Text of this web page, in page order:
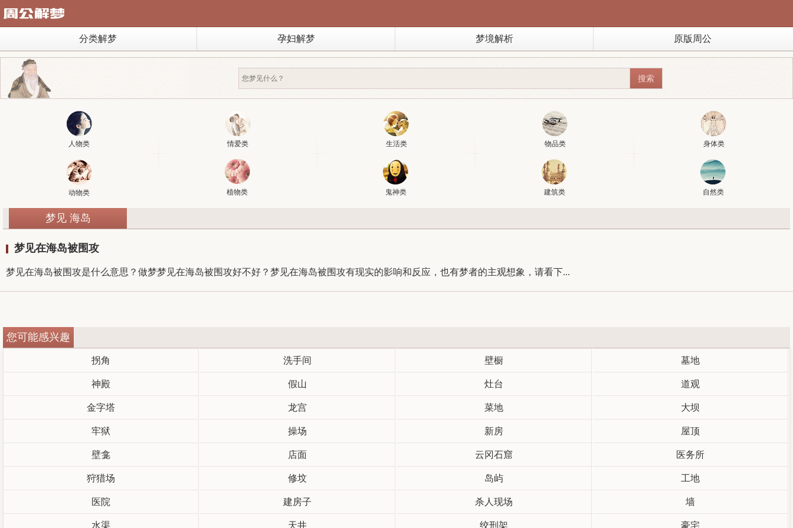
分类解梦 孕妇解梦 梦境解析 原版周公
人物类 情爱类 生活类 物品类 身体类
动物类 植物类 鬼神类 建筑类 自然类
梦见 海岛
梦见在海岛被围攻
梦见在海岛被围攻是什么意思？做梦梦见在海岛被围攻好不好？梦见在海岛被围攻有现实的影响和反应，也有梦者的主观想象，请看下...
您可能感兴趣
拐角 洗手间 壁橱 墓地
神殿 假山 灶台 道观
金字塔 龙宫 菜地 大坝
牢狱 操场 新房 屋顶
壁龛 店面 云冈石窟 医务所
狩猎场 修坟 岛屿 工地
医院 建房子 杀人现场 墙
水渠 天井 绞刑架 豪宅